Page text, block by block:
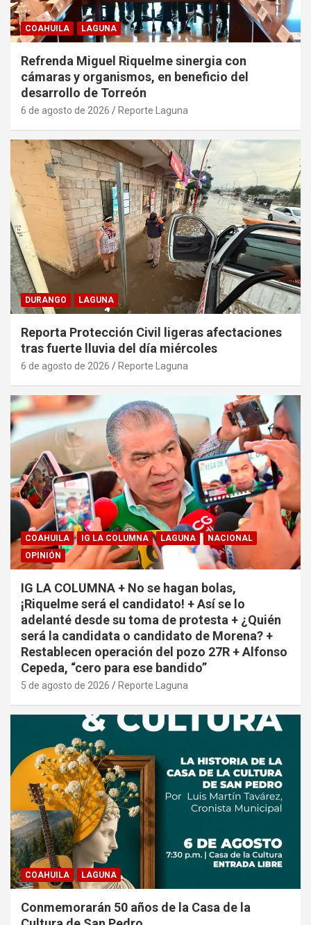
COAHUILA LAGUNA
Refrenda Miguel Riquelme sinergia con
cámaras y organismos, en beneficio del
desarrollo de Torreón
6 de agosto de 2026 Reporte Laguna
DURANGO LAGUNA
Reporta Protección Civil ligeras afectaciones
tras fuerte lluvia del día miércoles
6 de agosto de 2026 Reporte Laguna
COAHUILA IG LA COLUMNA LAGUNA
NACIONAL
OPINIÓN
IG LA COLUMNA + No se hagan bolas,
¡Riquelme será el candidato! + Así se lo
adelanté desde su toma de protesta + ¿Quién
será la candidata o candidato de Morena? +
Restablecen operación del pozo 27R + Alfonso
Cepeda, “cero para ese bandido”
5 de agosto de 2026 Reporte Laguna
COAHUILA LAGUNA
Conmemorarán 50 años de la Casa de la